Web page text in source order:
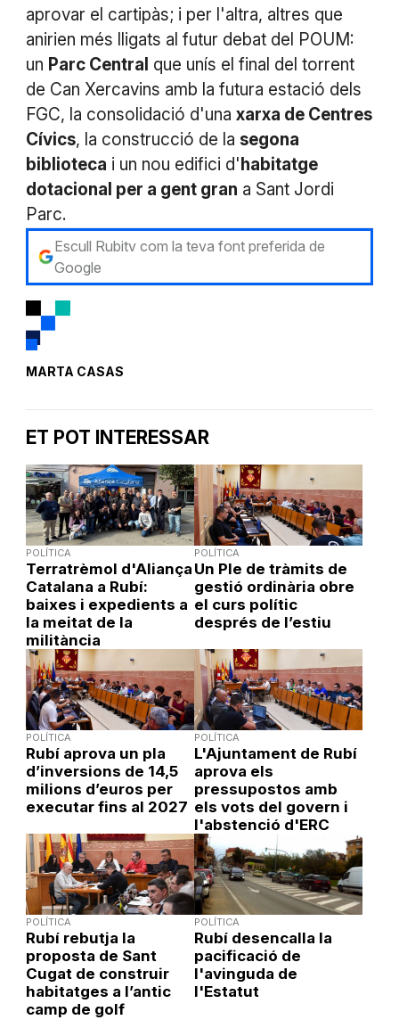
aprovar el cartipàs; i per l'altra, altres que
anirien més lligats al futur debat del POUM:
un Parc Central que unís el final del torrent
de Can Xercavins amb la futura estació dels
FGC, la consolidació d'una xarxa de Centres
Cívics, la construcció de la segona
biblioteca i un nou edifici d' habitatge
dotacional per a gent gran a Sant Jordi
Parc.
Escull Rubitv com la teva font preferida de
Google
MARTA CASAS
ET POT INTERESSAR
POLÍTICA
Terratrèmol d'Aliança
Catalana a Rubí:
baixes i expedients a
la meitat de la
militància
POLÍTICA
Un Ple de tràmits de
gestió ordinària obre
el curs polític
després de l’estiu
POLÍTICA
Rubí aprova un pla
d’inversions de 14,5
milions d’euros per
executar fins al 2027
POLÍTICA
L'Ajuntament de Rubí
aprova els
pressupostos amb
els vots del govern i
l'abstenció d'ERC
POLÍTICA
Rubí rebutja la
proposta de Sant
Cugat de construir
habitatges a l’antic
camp de golf
POLÍTICA
Rubí desencalla la
pacificació de
l'avinguda de
l'Estatut